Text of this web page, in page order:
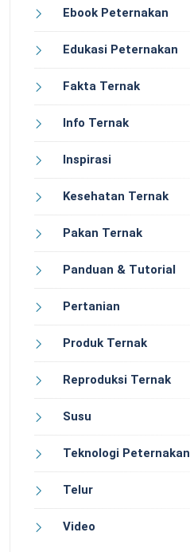
Ebook Peternakan
Edukasi Peternakan
Fakta Ternak
Info Ternak
Inspirasi
Kesehatan Ternak
Pakan Ternak
Panduan & Tutorial
Pertanian
Produk Ternak
Reproduksi Ternak
Susu
Teknologi Peternakan
Telur
Video